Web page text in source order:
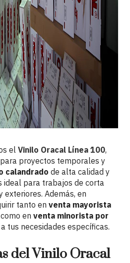
el Vinilo Oracal Línea 100,
proyectos temporales y
calandrado de alta calidad y
ideal para trabajos de corta
exteriores. Además, en
tanto en venta mayorista
en venta minorista por
tus necesidades específicas.
del Vinilo Oracal